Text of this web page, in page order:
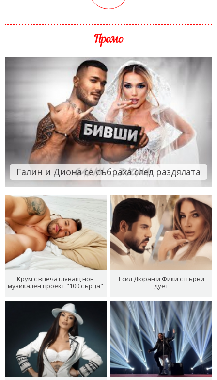
Промо
Галин и Диона се събраха след раздялата
Крум с впечатляващ нов
музикален проект "100 сърца"
Есил Дюран и Фики с първи
дует